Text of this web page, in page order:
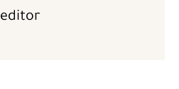
editor